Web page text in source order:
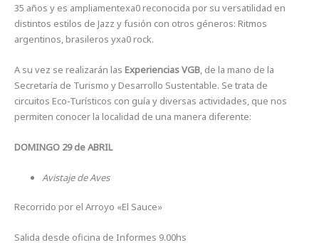
35 años y es ampliamentexa0 reconocida por su versatilidad en
distintos estilos de Jazz y fusión con otros géneros: Ritmos
argentinos, brasileros yxa0 rock.
A su vez se realizarán lasExperiencias VGB, de la mano de la
Secretaría de Turismo y Desarrollo Sustentable. Se trata de
circuitos Eco-Turísticos con guía y diversas actividades, que nos
permiten conocer la localidad de una manera diferente:
DOMINGO 29 de ABRIL
Avistaje de Aves
Recorrido por el Arroyo «El Sauce»
Salida desde oficina de Informes 9.00hs